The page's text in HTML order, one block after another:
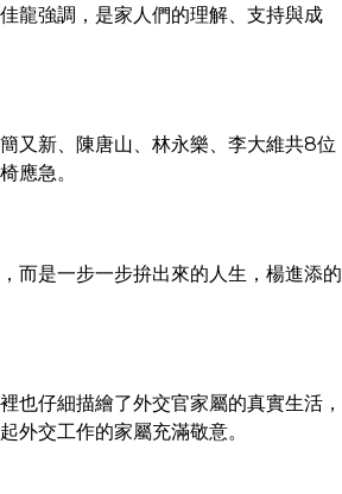
龍強調，是家人們的理解、支持與成
又新、陳唐山、林永樂、李大維共8位
應急。
而是一步一步拚出來的人生，楊進添的
也仔細描繪了外交官家屬的真實生活，
外交工作的家屬充滿敬意。